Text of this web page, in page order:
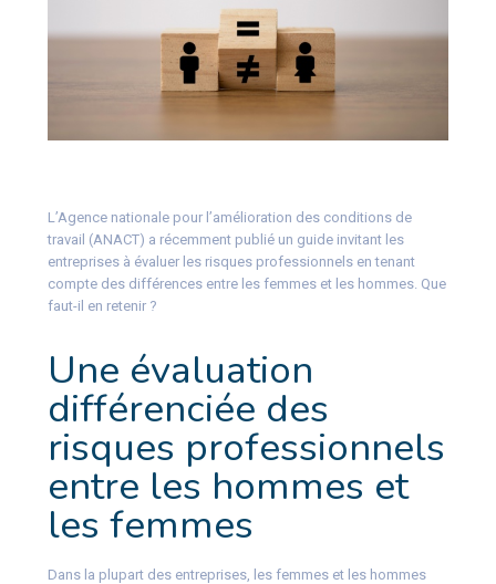
L’Agence nationale pour l’amélioration des conditions de
travail (ANACT) a récemment publié un guide invitant les
entreprises à évaluer les risques professionnels en tenant
compte des différences entre les femmes et les hommes. Que
faut-il en retenir ?
Une évaluation
différenciée des
risques professionnels
entre les hommes et
les femmes
Dans la plupart des entreprises, les femmes et les hommes